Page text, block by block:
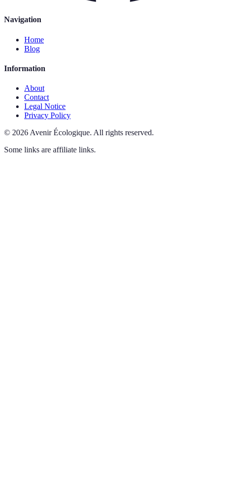
Navigation
Home
Blog
Information
About
Contact
Legal Notice
Privacy Policy
© 2026 Avenir Écologique. All rights reserved.
Some links are affiliate links.